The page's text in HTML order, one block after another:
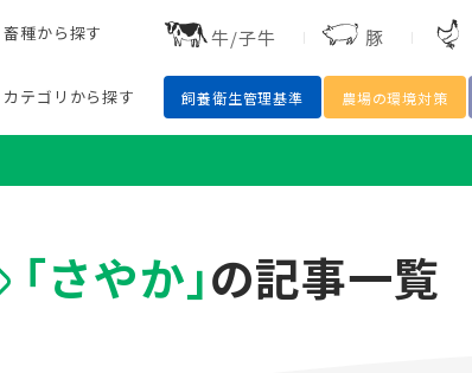
畜種から探す 牛/子牛 豚
カテゴリ から探す 飼養衛生管理基準 農場の環境対策
豚 水産 開発 細菌 ワクチン
「さやか」の記事一覧